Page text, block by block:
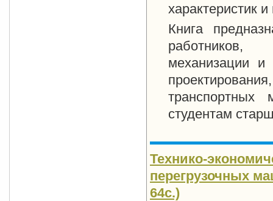
характеристик
Книга
работников,
механизации и
студентам
Технико-
перегрузочных
64с.)